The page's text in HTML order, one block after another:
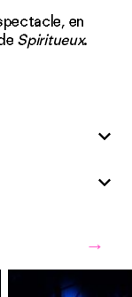
en
Spiritueux.